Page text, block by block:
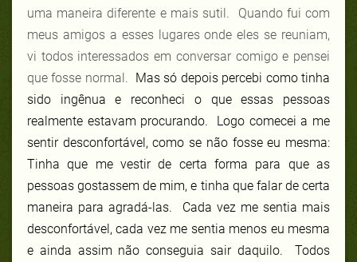
uma maneira diferente e mais sutil. Quando fui com
meus amigos a esses lugares onde eles se reuniam,
vi todos interessados em conversar comigo e pensei
que fosse normal. Mas só depois percebi como tinha
sido ingênua e reconheci o que essas pessoas
realmente estavam procurando. Logo comecei a me
sentir desconfortável, como se não fosse eu mesma:
Tinha que me vestir de certa forma para que as
pessoas gostassem de mim, e tinha que falar de certa
maneira para agradá-las. Cada vez me sentia mais
desconfortável, cada vez me sentia menos eu mesma
e ainda assim não conseguia sair daquilo. Todos